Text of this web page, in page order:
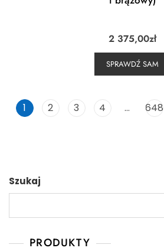
2 375,00zł
SPRAWDŹ SAM
1 2 3 4 … 648
Szukaj
PRODUKTY